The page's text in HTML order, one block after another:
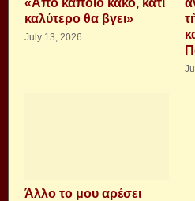
«Από κάποιο κακό, κάτι
καλύτερο θα βγει»
July 13, 2026
Άλλο το μου αρέσει